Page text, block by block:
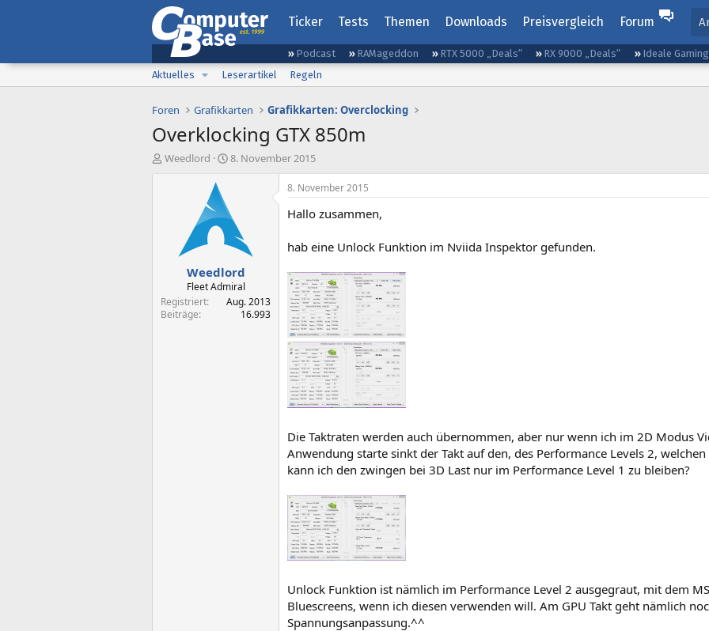
Ticker Tests Themen Downloads Preisvergleich Forum
Podcast RAMageddon RTX 5000 „Deals“ RX 9000 „Deals“
Ideale
Aktuelles
Leserartikel Regeln
Foren Grafikkarten Grafikkarten: Overclocking
Overklocking GTX 850m
E
Weedlord
E
e
l
a
m
8. November 2015
Weedlord
Fleet Admiral
Registriert
Aug. 2013
Beiträge
16.993
8. November 2015
Hallo zusammen,
hab eine Unlock Funktion im Nviida Inspektor gefunden.
Die Taktraten werden auch übernommen, aber nur wenn ich im 2D Modus
Anwendung starte sinkt der Takt auf den, des Performance Levels 2,
kann ich den zwingen bei 3D Last nur im Performance Level 1 zu bleiben?
Unlock Funktion ist nämlich im Performance Level 2 ausgegraut, mit dem
Bluescreens, wenn ich diesen verwenden will. Am GPU Takt geht nämlich
Spannungsanpassung.^^